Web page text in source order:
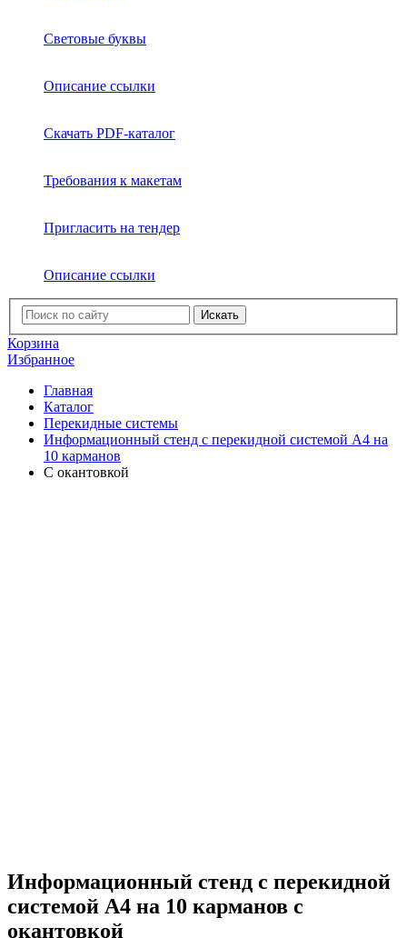
Световые буквы
Описание ссылки
Скачать PDF-каталог
Требования к макетам
Пригласить на тендер
Описание ссылки
Искать
Корзина
Избранное
Главная
Каталог
Перекидные системы
Информационный стенд с перекидной системой А4 на
10 карманов
С окантовкой
Информационный стенд с перекидной
системой А4 на 10 карманов с
окантовкой